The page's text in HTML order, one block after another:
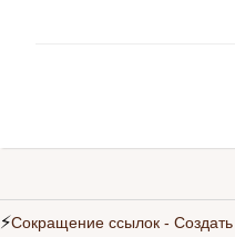
⚡Сокращение ссылок - Создать